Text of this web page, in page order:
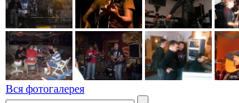
Вся фотогалерея